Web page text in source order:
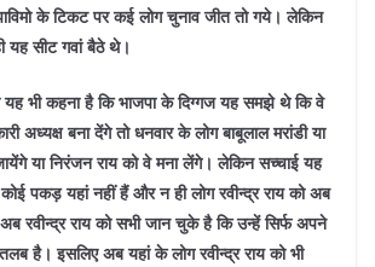
के टिकट पर कई लोग चुनाव जीत तो गये। लेकिन
यह सीट गवां बैठे थे।
यह भी कहना है कि भाजपा के दिग्गज यह समझे थे कि वे
अध्यक्ष बना देंगे तो धनवार के लोग बाबूलाल मरांडी या
या निरंजन राय को वे मना लेंगे। लेकिन सच्चाई यह
कोई पकड़ यहां नहीं हैं और न ही लोग रवीन्द्र राय को अब
रवीन्द्र राय को सभी जान चुके है कि उन्हें सिर्फ अपने
है। इसलिए अब यहां के लोग रवीन्द्र राय को भी